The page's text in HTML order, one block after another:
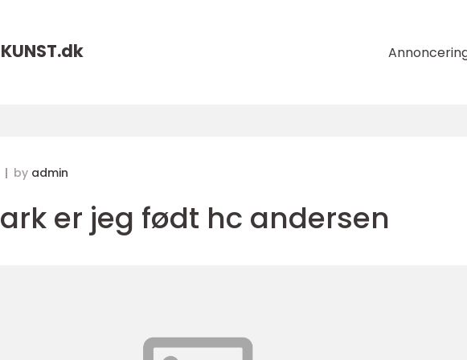
dk
by admin
er jeg født hc andersen